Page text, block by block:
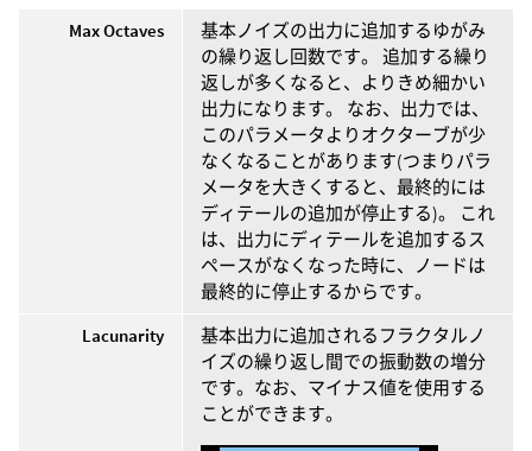
Max Octaves
基本ノイズの出力に追加するゆがみ
の繰り返し回数です。 追加する繰り
返しが多くなると、よりきめ細かい
出力になります。 なお、出力では、
このパラメータよりオクターブが少
なくなることがあります(つまりパラ
メータを大きくすると、最終的には
ディテールの追加が停止する)。 これ
は、出力にディテールを追加するス
ペースがなくなった時に、ノードは
最終的に停止するからです。
Lacunarity
基本出力に追加されるフラクタルノ
イズの繰り返し間での振動数の増分
です。なお、マイナス値を使用する
ことができます。